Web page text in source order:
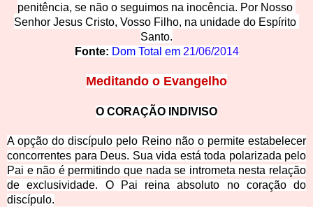
penitência, se não o seguimos na inocência. Por Nosso
Senhor Jesus Cristo, Vosso Filho, na unidade do Espírito
Santo.
Fonte: Dom Total em 21/06/2014
Meditando o Evangelho
O CORAÇÃO INDIVISO
A opção do discípulo pelo Reino não o permite estabelecer
concorrentes para Deus. Sua vida está toda polarizada pelo
Pai e não é permitindo que nada se intrometa nesta relação
de exclusividade. O Pai reina absoluto no coração do
discípulo.